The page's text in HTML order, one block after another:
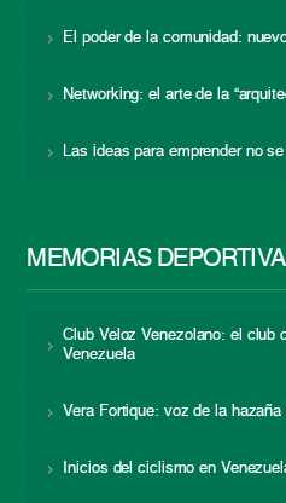
El poder de la comunidad:
Networking: el arte de la
Las ideas para emprender no
MEMORIAS
Club Veloz Venezolano: el club
Venezuela
Vera Fortique: voz de la hazaña
Inicios del ciclismo en